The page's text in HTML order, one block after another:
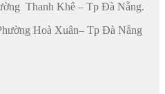
Thanh Khê – Tp Đà Nẵng.
Hoà Xuân– Tp Đà Nẵng